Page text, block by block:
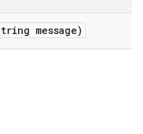
message)